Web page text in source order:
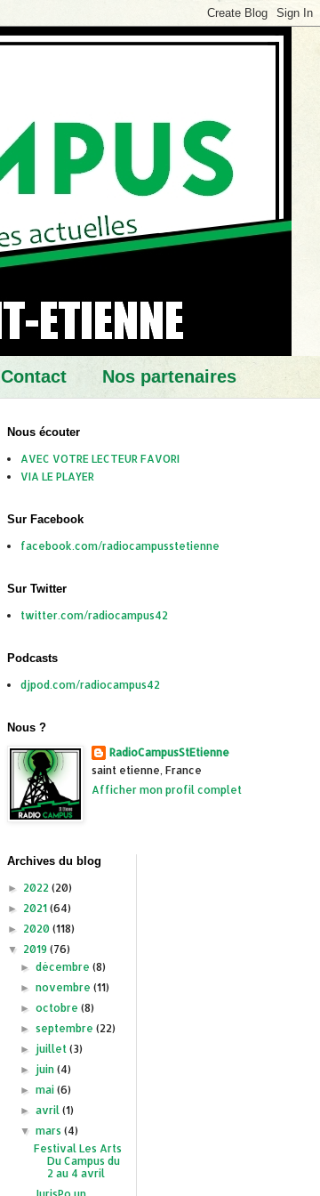
Contact Nos partenaires
Nous écouter
AVEC VOTRE LECTEUR FAVORI
VIA LE PLAYER
Sur Facebook
facebook.com/radiocampusstetienne
Sur Twitter
twitter.com/radiocampus42
Podcasts
djpod.com/radiocampus42
Nous ?
RadioCampusStEtienne
saint etienne, France
Afficher mon profil complet
Archives du blog
► 2022 (20)
► 2021 (64)
► 2020 (118)
▼ 2019 (76)
►décembre(8)
►novembre(11)
►octobre(8)
►septembre(22)
► juillet(3)
► juin(4)
►mai(6)
►avril(1)
▼mars(4)
Festival Les Arts
Du Campus du
2 au 4 avril